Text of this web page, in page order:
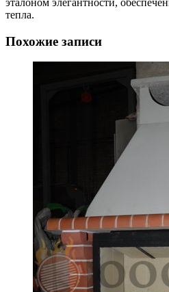
тепла.
Похожие записи